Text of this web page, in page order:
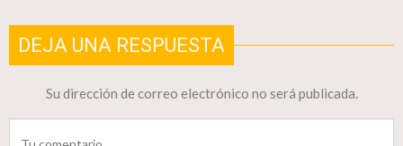
DEJA UNA RESPUESTA
Su dirección de correo electrónico no será publicada.